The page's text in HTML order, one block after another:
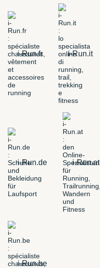
i-Run.fr i-Run.it
i-Run.de i-Run.at
i-Run.be